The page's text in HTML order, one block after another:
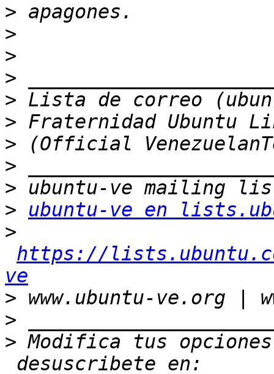
>
>
>
>
>
>
>
>
>
>
ubuntu-ve en
>
https://
ve
>
>
> Modifica tus